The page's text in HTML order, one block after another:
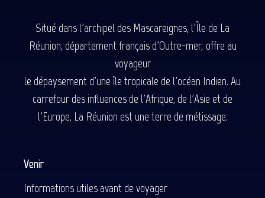
Situé dans l'archipel des Mascareignes, l'Île de La
Réunion, département français d'Outre-mer, offre au
voyageur
le dépaysement d'une île tropicale de l'océan Indien. Au
carrefour des influences de l'Afrique, de l'Asie et de
l'Europe, La Réunion est une terre de métissage.
Venir
Informations utiles avant de voyager